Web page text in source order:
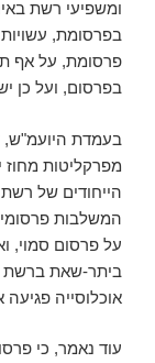
ומשפיעי רשת
בפרסומת,
פרסומת, על אף
בפרסום, ועל כן
בעמדת היועמ"ש,
מפרקליטות מחוז
הייחודים של
המשלבות
על פרסום סמוי,
ביתר-שאת ברשת
אוכלוסייה פגיעה
עוד נאמר, כי